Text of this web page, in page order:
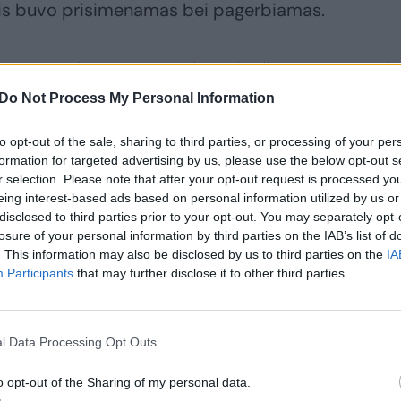
Do Not Process My Personal Information
opt-out of the sale, sharing to third parties, or processing of your
for targeted advertising by us, please use the below opt-out
selection. Please note that after your opt-out request is processed
interest-based ads based on personal information utilized by us
to third parties prior to your opt-out. You may separately
of your personal information by third parties on the IAB’s list of
This information may also be disclosed by us to third parties on the
Participants that may further disclose it to other third parties.
Data Processing Opt Outs
opt-out of the Sharing of my personal data.
buvo prisimenamas bei pagerbiamas.
autorius – Kauno rajono Garliavos Juozo
Vitkauskas, kruopščiai surinkęs Lietuvos
faktus.
gyvenančių vyresniosios kartos lietuvių šiandien
Juozą Lukšą. Gal kiek mažiau visi girdėję
bendražygius.
ne tik plačiau susipažinti su Juozo Lukšos
tapusius, asmenis.
daugiau sužinoti apie J. Lukšos žmoną